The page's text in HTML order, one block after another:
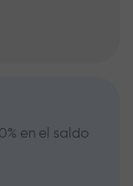
en el saldo